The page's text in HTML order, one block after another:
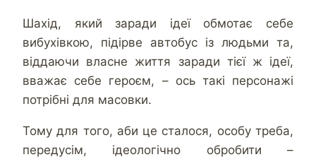
Шахід, який заради ідеї обмотає себе
вибухівкою, підірве автобус із людьми та,
віддаючи власне життя заради тієї ж ідеї,
вважає себе героєм, – ось такі персонажі
потрібні для масовки.
Тому для того, аби це сталося, особу треба,
передусім, ідеологічно обробити –